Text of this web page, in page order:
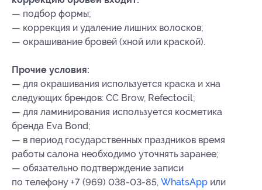
— подбор формы;
— коррекция и удаление лишних волосков;
— окрашивание бровей (хной или краской).
Прочие условия:
— для окрашивания используется краска и хна
следующих брендов: CC Brow, Refectocil;
— для ламинирования используется косметика
бренда Eva Bond;
— в период государственных праздников время
работы салона необходимо уточнять заранее;
— обязательно подтверждение записи
по телефону +7 (969) 038-03-85, WhatsApp или